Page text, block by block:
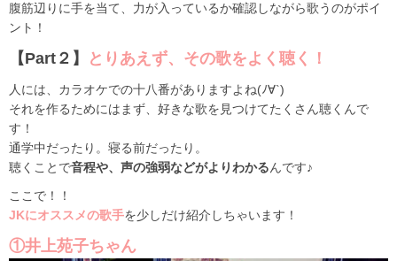
腹筋辺りに手を当て、力が入っているか確認しながら歌うのがポイ
ント！
【Part２】 とりあえず、その歌をよく聴く！
人には、カラオケでの十八番がありますよね(ﾉ∀`)
それを作るためにはまず、好きな歌を見つけてたくさん聴くんで
す！
通学中だったり。寝る前だったり。
聴くことで音程や、声の強弱などがよりわかるんです♪
ここで！！
JKにオススメの歌手を少しだけ紹介しちゃいます！
①井上苑子ちゃん